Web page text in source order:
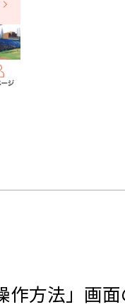
作方法」画